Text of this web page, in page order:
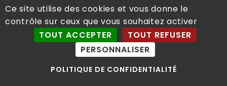
Ce site utilise des cookies et vous donne le
contrôle sur ceux que vous souhaitez activer
TOUT ACCEPTER
TOUT REFUSER
PERSONNALISER
POLITIQUE DE CONFIDENTIALITÉ